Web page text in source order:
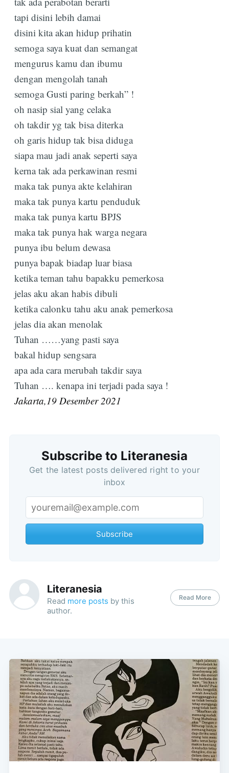
tapi disini lebih damai
disini kita akan hidup prihatin
semoga saya kuat dan semangat
mengurus kamu dan ibumu
dengan mengolah tanah
semoga Gusti paring berkah” !
oh nasip sial yang celaka
oh takdir yg tak bisa diterka
oh garis hidup tak bisa diduga
siapa mau jadi anak seperti saya
kerna tak ada perkawinan resmi
maka tak punya akte kelahiran
maka tak punya kartu penduduk
maka tak punya kartu BPJS
maka tak punya hak warga negara
punya ibu belum dewasa
punya bapak biadap luar biasa
ketika teman tahu bapakku pemerkosa
jelas aku akan habis dibuli
ketika calonku tahu aku anak pemerkosa
jelas dia akan menolak
Tuhan ……yang pasti saya
bakal hidup sengsara
apa ada cara merubah takdir saya
Tuhan …. kenapa ini terjadi pada saya !
Jakarta,19 Desember 2021
Subscribe to Literanesia
Get the latest posts delivered right to your
inbox
Subscribe
Literanesia
Read more posts by this
author.
Read More